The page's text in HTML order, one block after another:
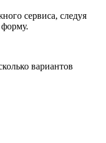
сервиса, следуя
вариантов